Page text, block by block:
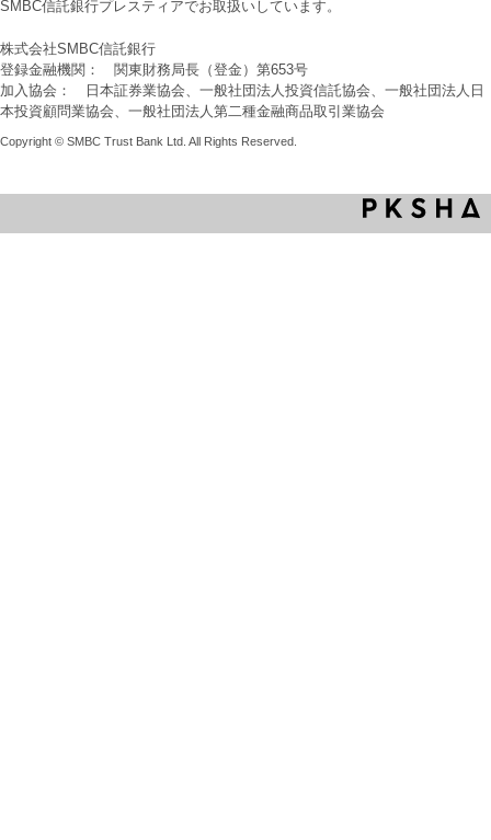
SMBC信託銀行プレスティアでお取扱いしています。
株式会社SMBC信託銀行
登録金融機関： 関東財務局長（登金）第653号
加入協会： 日本証券業協会、一般社団法人投資信託協会、一般社団法人日
本投資顧問業協会、一般社団法人第二種金融商品取引業協会
Copyright © SMBC Trust Bank Ltd. All Rights Reserved.